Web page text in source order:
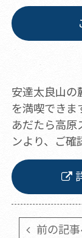
安達太良山の
を満喫できま
あだたら高原
ンより、ご
前の記